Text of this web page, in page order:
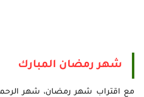
شهر رمضان المبارك
مع اقتراب شهر رمضان، شهر